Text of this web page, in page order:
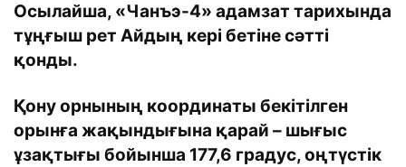
Осылайша, «Чанъэ-4» адамзат тарихында
тұңғыш рет Айдың кері бетіне сәтті
қонды.
Қону орнының координаты бекітілген
орынға жақындығына қарай – шығыс
ұзақтығы бойынша 177,6 градус, оңтүстік